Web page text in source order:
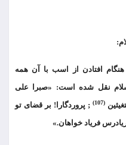
افتادن از اسب با آن همه
نقل شده است: «صبرا علی
(107)
; پروردگارا! بر قضای تو
فریاد خواهان.»